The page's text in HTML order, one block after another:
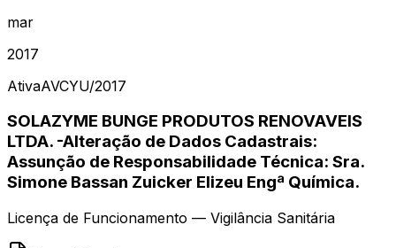
mar
2017
AtivaAVCYU/2017
SOLAZYME BUNGE PRODUTOS RENOVAVEIS
LTDA. -Alteração de Dados Cadastrais:
Assunção de Responsabilidade Técnica: Sra.
Simone Bassan Zuicker Elizeu Engª Química.
Licença de Funcionamento — Vigilância Sanitária